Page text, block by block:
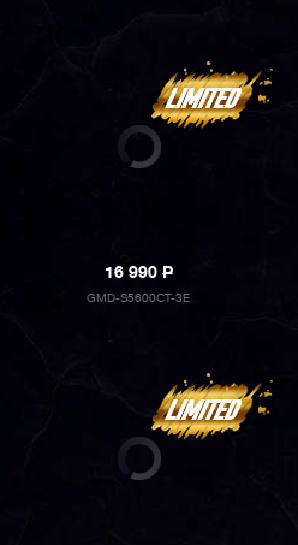
16 990P
GMD-S5600CT-3E